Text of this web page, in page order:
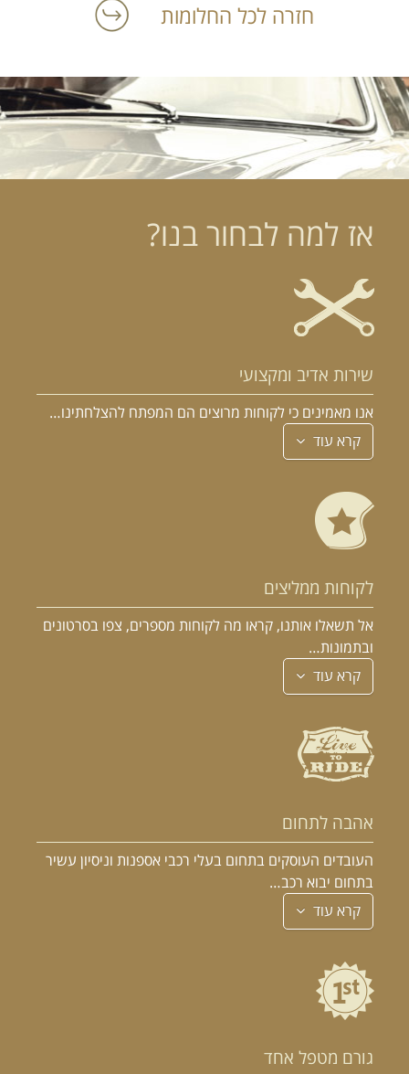
חזרה לכל החלומות
אז למה לבחור בנו?
שירות אדיב ומקצועי
אנו מאמינים כי לקוחות מרוצים הם המפתח להצלחתינו…
קרא עוד
לקוחות ממליצים
אל תשאלו אותנו, קראו מה לקוחות מספרים, צפו בסרטונים
ובתמונות…
קרא עוד
אהבה לתחום
העובדים העוסקים בתחום בעלי רכבי אספנות וניסיון עשיר
בתחום יבוא רכב…
קרא עוד
גורם מטפל אחד